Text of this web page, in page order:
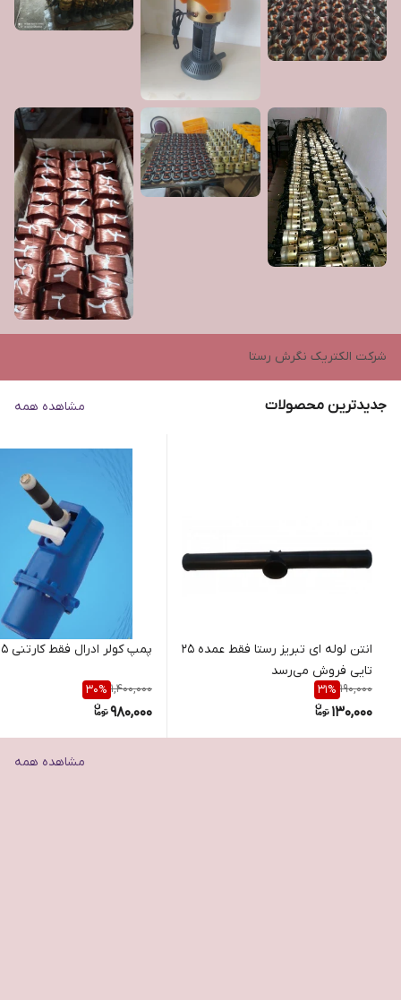
شرکت الکتریک نگرش رستا
جدیدترین محصولات مشاهده همه
انتن لوله ای تبریز رستا فقط عمده ۲۵
تایی فروش می‌رسد
190,000
31%
130,000
پمپ کولر ادرال فقط کارتنی ۱۵ تایی
1,400,000
30%
980,000
مشاهده همه